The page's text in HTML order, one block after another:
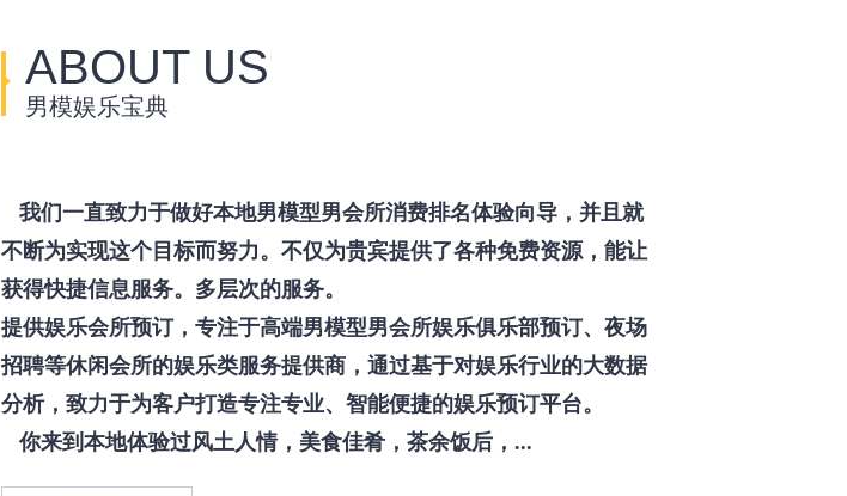
ABOUT US
男模娱乐宝典
我们一直致力于做好本地男模型男会所消费排名体验向导，并且就
不断为实现这个目标而努力。不仅为贵宾提供了各种免费资源，能让
获得快捷信息服务。多层次的服务。
提供娱乐会所预订，专注于高端男模型男会所娱乐俱乐部预订、夜场
招聘等休闲会所的娱乐类服务提供商，通过基于对娱乐行业的大数据
分析，致力于为客户打造专注专业、智能便捷的娱乐预订平台。
你来到本地体验过风土人情，美食佳肴，茶余饭后，...